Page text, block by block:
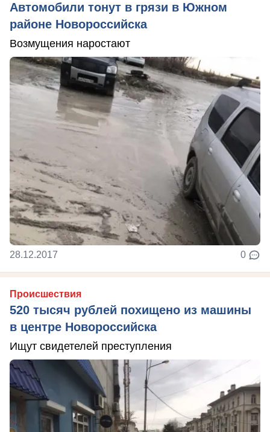
Автомобили тонут в грязи в Южном
районе Новороссийска
Возмущения наростают
28.12.2017 0
Происшествия
520 тысяч рублей похищено из машины
в центре Новороссийска
Ищут свидетелей преступления